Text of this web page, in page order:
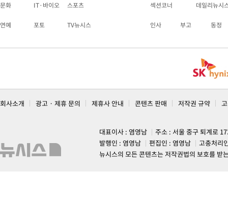
문화 IT·바이오 스포츠
연예 포토 TV뉴시스
섹션코너 데일리뉴시
인사 부고 동정
회사소개 광고 · 제휴 문의 제휴사 안내 콘텐츠 판매 저작권 규약
대표이사 : 염영남
주소 : 서울 중구 퇴계로
발행인 : 염영남
편집인 : 염영남
고충처리
뉴시스의 모든 콘텐츠는 저작권법의 보호를